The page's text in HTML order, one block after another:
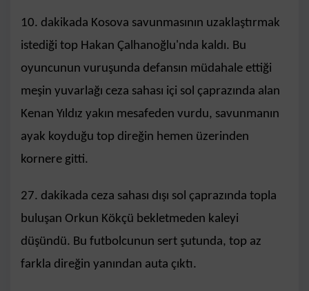
10. dakikada Kosova savunmasının uzaklaştırmak
istediği top Hakan Çalhanoğlu'nda kaldı. Bu
oyuncunun vuruşunda defansın müdahale ettiği
meşin yuvarlağı ceza sahası içi sol çaprazında alan
Kenan Yıldız yakın mesafeden vurdu, savunmanın
ayak koyduğu top direğin hemen üzerinden
kornere gitti.
27. dakikada ceza sahası dışı sol çaprazında topla
buluşan Orkun Kökçü bekletmeden kaleyi
düşündü. Bu futbolcunun sert şutunda, top az
farkla direğin yanından auta çıktı.